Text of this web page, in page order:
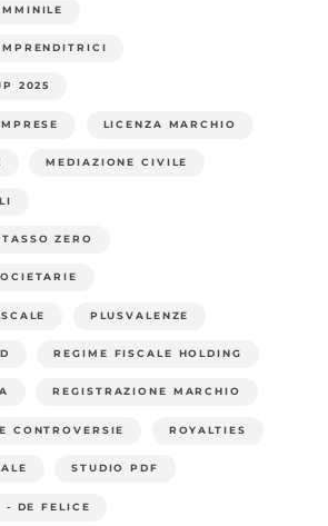
2025
LICENZA MARCHIO
MEDIAZIONE CIVILE
ZERO
PLUSVALENZE
REGIME FISCALE HOLDING
REGISTRAZIONE MARCHIO
CONTROVERSIE ROYALTIES
STUDIO PDF
- DE FELICE